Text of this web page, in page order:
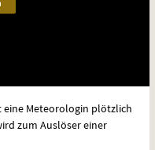
eine Meteorologin plötzlich
zum Auslöser einer